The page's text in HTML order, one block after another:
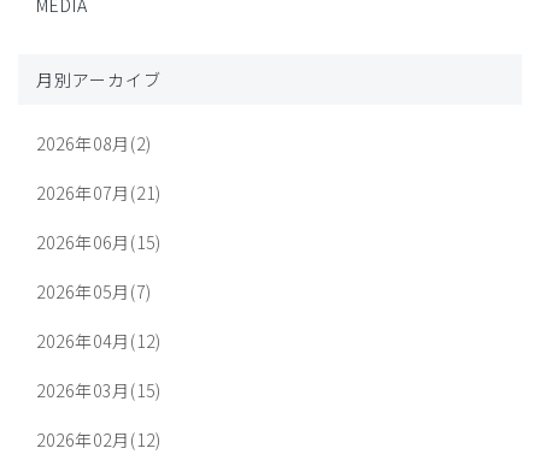
月別アーカイブ
2026年08月(2)
2026年07月(21)
2026年06月(15)
2026年05月(7)
2026年04月(12)
2026年03月(15)
2026年02月(12)